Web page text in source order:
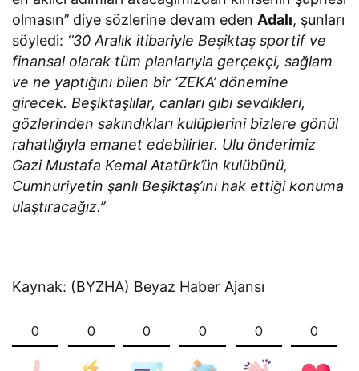
olmasın’’ diye sözlerine devam eden Adalı, şunları
söyledi: ‘’30 Aralık itibariyle Beşiktaş sportif ve
finansal olarak tüm planlarıyla gerçekçi, sağlam
ve ne yaptığını bilen bir ‘ZEKA’ dönemine
girecek. Beşiktaşlılar, canları gibi sevdikleri,
gözlerinden sakındıkları kulüplerini bizlere gönül
rahatlığıyla emanet edebilirler. Ulu önderimiz
Gazi Mustafa Kemal Atatürk’ün kulübünü,
Cumhuriyetin şanlı Beşiktaş’ını hak ettiği konuma
ulaştıracağız.’’
Kaynak: (BYZHA) Beyaz Haber Ajansı
0 0 0 0 0 0